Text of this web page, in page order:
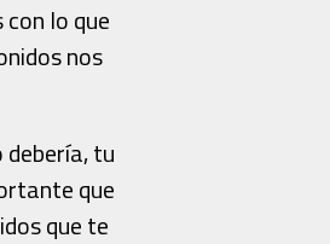
lo que
nos
tu
que
que te